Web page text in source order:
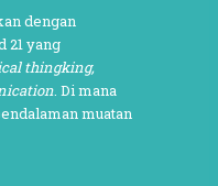
dengan
21 yang
thingking,
. Di mana
muatan